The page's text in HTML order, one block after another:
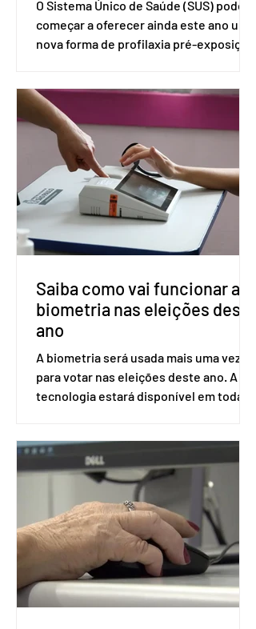
O Sistema Único de Saúde (SUS) pode
começar a oferecer ainda este ano uma
nova forma de profilaxia pré-exposição
medicamento carbotegravir, que
impede a replicação do vírus de forma
prolongada e pode ser tomado a cada
dois meses. O pedido de inclusão vai
ser encaminhado pelo Ministério da
Saúde à Comissão Nacional de
Incorporação de Novas Tecnologias no
SUS (Conitec) na semana que vem. A
Conitec é um colegiado
Saiba como vai funcionar a
biometria nas eleições deste
ano
A biometria será usada mais uma vez
para votar nas eleições deste ano. A
tecnologia estará disponível em todas
Apesar da requisição, a biometria não é
obrigatória para exercer o direito ao
voto. Se o título estiver regular, o
eleitor pode votar mesmo sem ter
realizado esse cadastro. Neste caso,
será exigido o documento de
identificação para acesso à urna
eletrônica. Se a urna eletrônica não
reconh